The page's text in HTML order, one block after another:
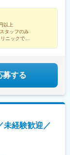
以上
タッフのみ
ニックで
募する
未経験歓迎／